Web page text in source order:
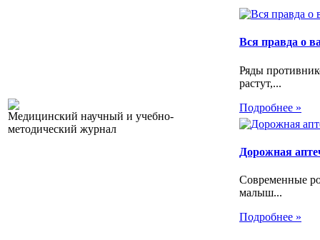
Медицинский научный и учебно-
методический журнал
Вся правда о
Ряды
растут,...
Подробнее »
Дорожная
Современные
малыш...
Подробнее »